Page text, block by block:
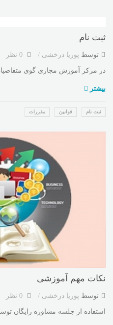
ثبت نام
توسط پوریا درخشی 0 نظر
در مرکز آموزش مجازی گوی
بیشتر
ثبت نام قوانین مقررات
نکات مهم آموزشی
توسط پوریا درخشی 0 نظر
استفاده از جلسه مشاوره رایگان